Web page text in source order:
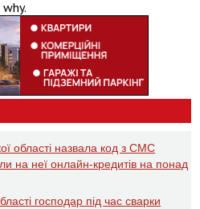
області назвала код з СМС
на неї онлайн-кредитів на понад
господар під час сварки